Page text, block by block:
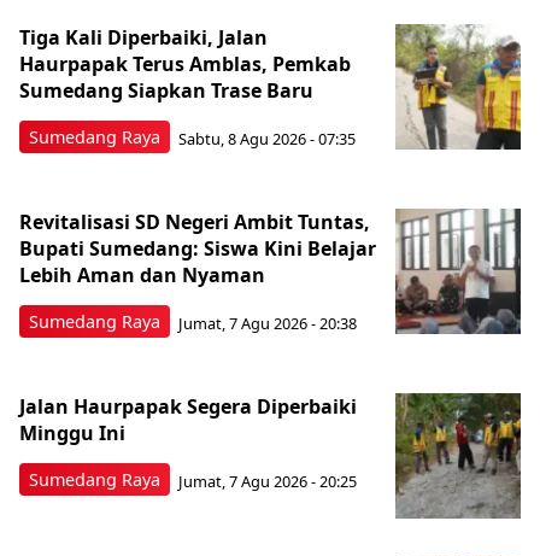
Sumedang Raya
Tiga Kali Diperbaiki, Jalan
Haurpapak Terus Amblas, Pemkab
Sumedang Siapkan Trase Baru
Sabtu, 8 Agu 2026 - 07:35
Sumedang Raya
Revitalisasi SD Negeri Ambit Tuntas,
Bupati Sumedang: Siswa Kini Belajar
Lebih Aman dan Nyaman
Jumat, 7 Agu 2026 - 20:38
Sumedang Raya
Jalan Haurpapak Segera Diperbaiki
Minggu Ini
Jumat, 7 Agu 2026 - 20:25